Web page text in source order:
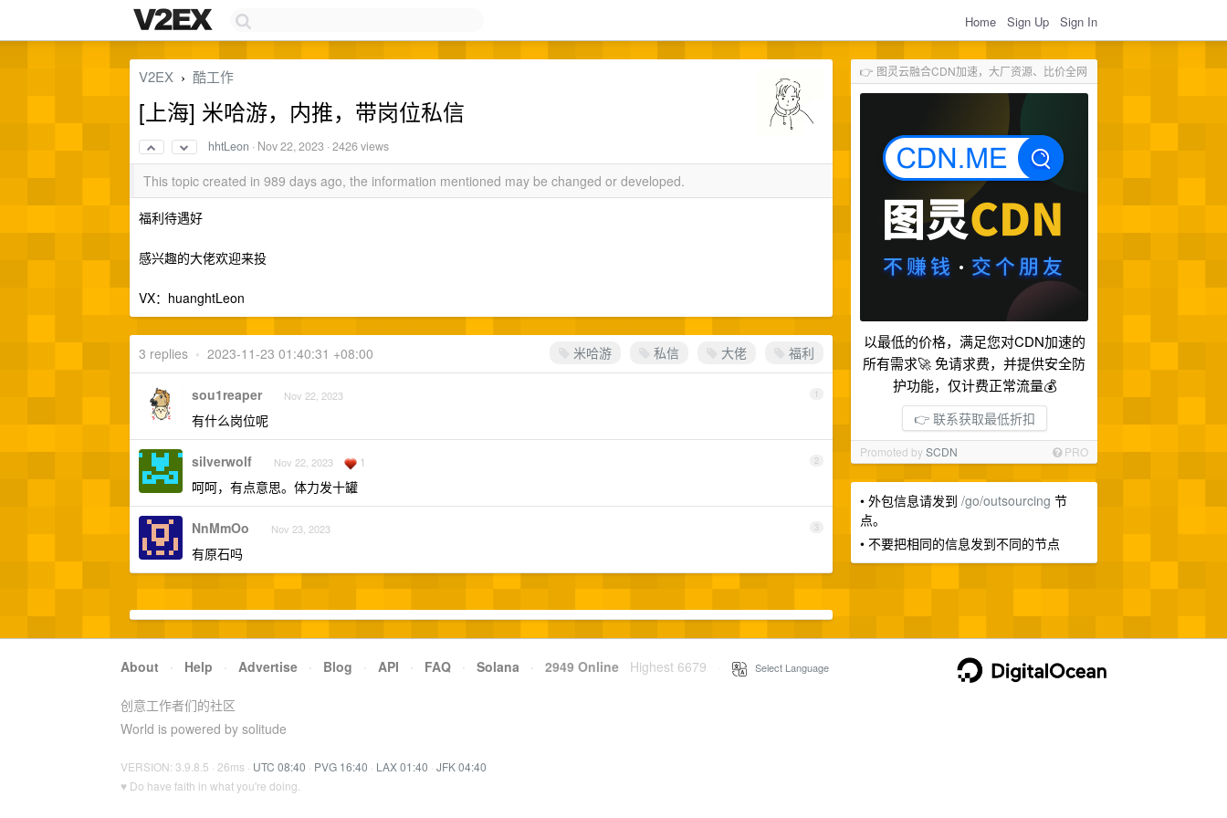
Home Sign Up Sign In
👉 图灵云融合CDN加速，大厂资源、比价全网
以最低的价格，满足您对CDN加速的
所有需求🚀 免请求费，并提供安全防
护功能，仅计费正常流量💰
👉 联系获取最低折扣
Promoted bySCDN PRO
• 外包信息请发到 /go/outsourcing 节
点。
• 不要把相同的信息发到不同的节点
V2EX › 酷工作
[上海] 米哈游，内推，带岗位私信
hhtLeon · Nov 22, 2023 · 2426 views
This topic created in 989 days ago, the information mentioned may be changed or developed.
福利待遇好
感兴趣的大佬欢迎来投
VX：huanghtLeon
米哈游 私信 大佬 福利
3 replies • 2023-11-23 01:40:31 +08:00
1
sou1reaper Nov 22, 2023
有什么岗位呢
2
silverwolf Nov 22, 2023 1
呵呵，有点意思。体力发十罐
3
NnMmOo Nov 23, 2023
有原石吗
About · Help · Advertise · Blog · API · FAQ · Solana · 2949 Online Highest 6679 Select Language
创意工作者们的社区
World is powered by solitude
VERSION: 3.9.8.5 · 26ms · UTC 08:40 · PVG 16:40 · LAX 01:40 · JFK 04:40
♥ Do have faith in what you're doing.